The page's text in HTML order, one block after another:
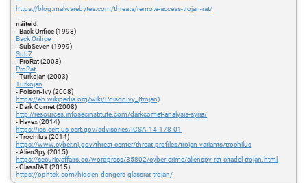
https://blog.malwarebytes.com/threats/remote-access-trojan-rat/
näiteid:
- Back Orifice (1998)
Back Orifice
- SubSeven (1999)
Sub7
- ProRat (2003)
ProRat
- Turkojan (2003)
Turkojan
- Poison-Ivy (2008)
https://en.wikipedia.org/wiki/PoisonIvy_(trojan)
- Dark Comet (2008)
http://resources.infosecinstitute.com/darkcomet-analysis-syria/
- Havex (2014)
https://ics-cert.us-cert.gov/advisories/ICSA-14-178-01
- Trochilus (2014)
https://www.cyber.nj.gov/threat-center/threat-profiles/trojan-variants/trochilus
- AlienSpy (2015)
https://securityaffairs.co/wordpress/35802/cyber-crime/alienspy-rat-citadel-trojan.html
- GlassRAT (2015)
https://ophtek.com/hidden-dangers-glassrat-trojan/